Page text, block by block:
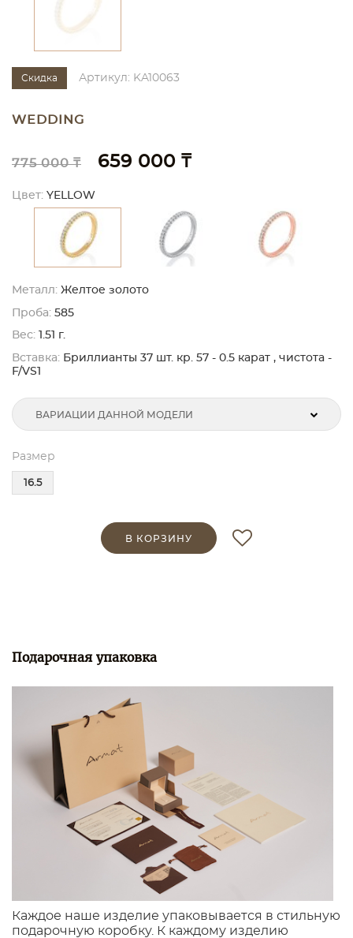
Скидка Артикул: KA10063
WEDDING
775 000 ₸ 659 000 ₸
Цвет: YELLOW
Металл: Желтое золото
Проба: 585
Вес: 1.51 г.
Вставка: Бриллианты 37 шт. кр. 57 - 0.5 карат , чистота -
F/VS1
ВАРИАЦИИ ДАННОЙ МОДЕЛИ
Размер
16.5
В КОРЗИНУ
Подарочная упаковка
Каждое наше изделие упаковывается в стильную
подарочную коробку. К каждому изделию